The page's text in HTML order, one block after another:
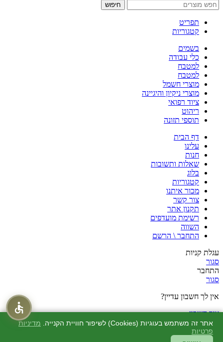
חיפוש
תפריט
קטגוריות
בשמים
כלי עבודה
למטבח
למטבח
מוצרי חשמל
מוצרי ניקיון והיגיינה
ציוד רפואי
ריהוט
תוספי תזונה
דף הבית
עלינו
חנות
שאלות ותשובות
בלוג
קטגוריות
מכור איתנו
צור קשר
תקנון אתר
רשימת מועדפים
השווה
התחבר \ הרשם
עגלת קניות
סגור
התחבר
סגור
אין לך חשבון עדיין?
צור חשבון
אתר זה משתמש בעוגיות (Cookies) לשיפור חוויית הקנייה.
מדיניות
פרטיות
חנות
מוצרים שאהבתי
סל קניות